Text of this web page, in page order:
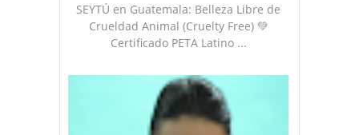
SEYTÚ en Guatemala: Belleza Libre de
Crueldad Animal (Cruelty Free) 💚
Certificado PETA Latino ...